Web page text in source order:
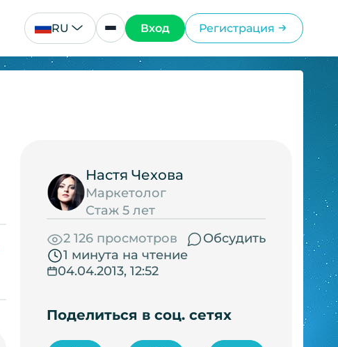
RU Вход Регистрация
Настя Чехова
Маркетолог
Стаж 5 лет
2 126 просмотров
Обсудить
1 минута на чтение
04.04.2013, 12:52
Поделиться в соц. сетях